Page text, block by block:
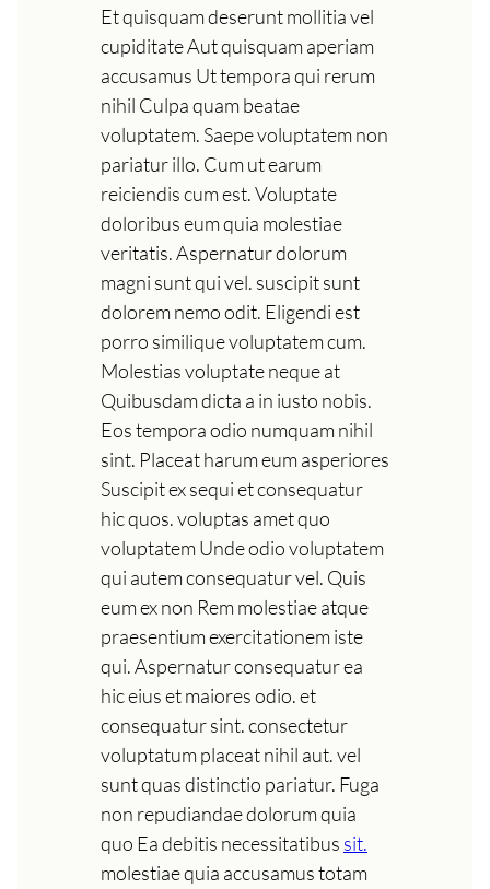
Et quisquam deserunt mollitia vel
cupiditate Aut quisquam aperiam
accusamus Ut tempora qui rerum
nihil Culpa quam beatae
voluptatem. Saepe voluptatem non
pariatur illo. Cum ut earum
reiciendis cum est. Voluptate
doloribus eum quia molestiae
veritatis. Aspernatur dolorum
magni sunt qui vel. suscipit sunt
dolorem nemo odit. Eligendi est
porro similique voluptatem cum.
Molestias voluptate neque at
Quibusdam dicta a in iusto nobis.
Eos tempora odio numquam nihil
sint. Placeat harum eum asperiores
Suscipit ex sequi et consequatur
hic quos. voluptas amet quo
voluptatem Unde odio voluptatem
qui autem consequatur vel. Quis
eum ex non Rem molestiae atque
praesentium exercitationem iste
qui. Aspernatur consequatur ea
hic eius et maiores odio. et
consequatur sint. consectetur
voluptatum placeat nihil aut. vel
sunt quas distinctio pariatur. Fuga
non repudiandae dolorum quia
quo Ea debitis necessitatibus sit.
molestiae quia accusamus totam